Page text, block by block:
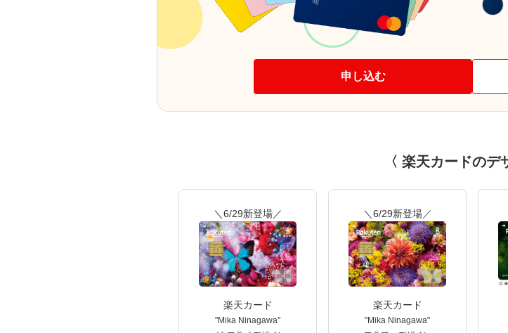
申し込む
〈 楽天カードのデ
＼6/29新登場／
楽天カード
"Mika Ninagawa"
＼6/29新登場／
楽天カード
"Mika Ninagawa"